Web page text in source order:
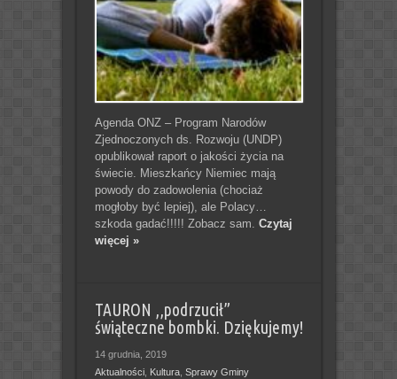
Agenda ONZ – Program Narodów
Zjednoczonych ds. Rozwoju (UNDP)
opublikował raport o jakości życia na
świecie. Mieszkańcy Niemiec mają
powody do zadowolenia (chociaż
mogłoby być lepiej), ale Polacy…
szkoda gadać!!!!! Zobacz sam. Czytaj
więcej »
TAURON ,,podrzucił”
świąteczne bombki. Dziękujemy!
14 grudnia, 2019
Aktualności, Kultura, Sprawy Gminy